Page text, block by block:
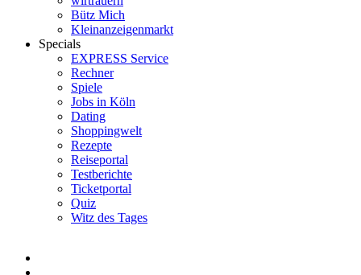
Bütz Mich
Kleinanzeigenmarkt
Specials
EXPRESS Service
Rechner
Spiele
Jobs in Köln
Dating
Shoppingwelt
Rezepte
Reiseportal
Testberichte
Ticketportal
Quiz
Witz des Tages